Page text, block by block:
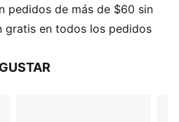
menos un 50 % de
pedidos de más de $60 sin
gratis en todos los pedidos